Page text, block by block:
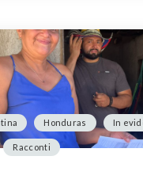
Honduras In
Racconti